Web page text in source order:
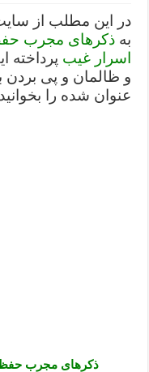
ختم سوره تکاثر برای
دعا قدرت و توانمندی –
دعای ابودردا برای در
در این مطلب از
بهذکرهای مجرب
اسرار غیب پرداخته
و ظالمان و پی
عنوان شده را
ذکرهای مجرب